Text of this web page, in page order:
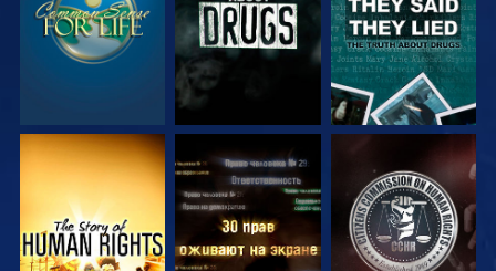
СМОТРЕТЬ СМОТРЕТЬ СМОТРЕТЬ